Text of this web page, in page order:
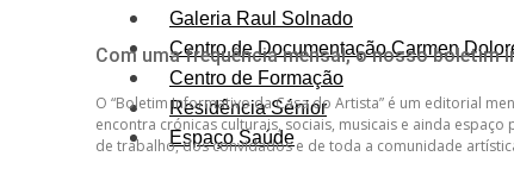
Galeria Raul Solnado
Centro de Documentação Carmen
Centro de Formação
Residência Sénior
Espaço Saúde
Com uma frequência mensal, o nosso
O “Boletim Informativo da Casa do Artista” é um editorial
encontra crónicas culturais, sociais, musicais e ainda
de trabalho, dos convidados e de toda a comunidade